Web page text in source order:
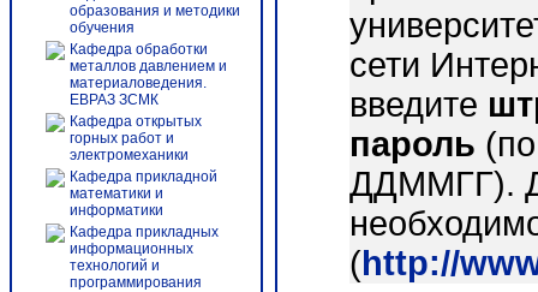
образования и методики
обучения
Кафедра обработки
металлов давлением и
материаловедения.
ЕВРАЗ ЗСМК
Кафедра открытых
горных работ и
электромеханики
Кафедра прикладной
математики и
информатики
Кафедра прикладных
информационных
технологий и
программирования
сети
введите
пароль
ДДММГГ).
(http://